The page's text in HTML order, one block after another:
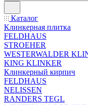
Каталог
Клинкерная плитка
FELDHAUS
STROEHER
WESTERWALDER
KING KLINKER
Клинкерный кирпич
FELDHAUS
NELISSEN
RANDERS TEGL